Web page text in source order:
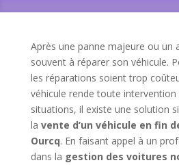
Après une panne majeure ou un
souvent à réparer son véhicule.
les réparations soient trop
véhicule rende toute intervention
situations, il existe une solution
la vente d’un véhicule en fin
Ourcq. En faisant appel à un
dans la gestion des voitures